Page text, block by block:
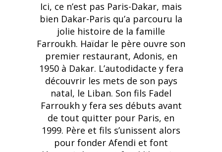
Ici, ce n’est pas Paris-Dakar, mais
bien Dakar-Paris qu’a parcouru la
jolie histoire de la famille
Farroukh. Haïdar le père ouvre son
premier restaurant, Adonis, en
1950 à Dakar. L’autodidacte y fera
découvrir les mets de son pays
natal, le Liban. Son fils Fadel
Farroukh y fera ses débuts avant
de tout quitter pour Paris, en
1999. Père et fils s’unissent alors
pour fonder Afendi et font